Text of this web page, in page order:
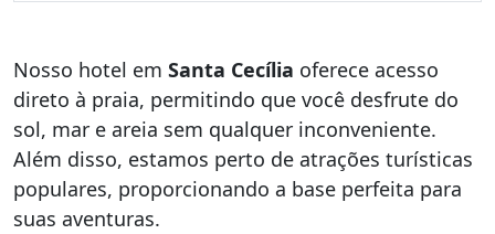
Nosso hotel em Santa Cecília oferece acesso
direto à praia, permitindo que você desfrute do
sol, mar e areia sem qualquer inconveniente.
Além disso, estamos perto de atrações turísticas
populares, proporcionando a base perfeita para
suas aventuras.